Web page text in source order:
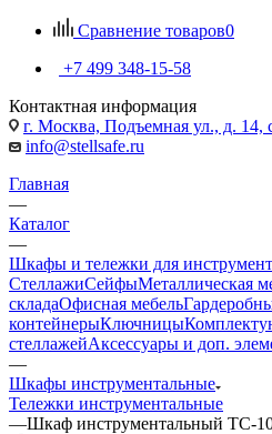
Сравнение товаров0
+7 499 348-15-58
Контактная информация
г. Москва, Подъемная ул., д. 14,
info@stellsafe.ru
Главная
—
Каталог
—
Шкафы и тележки для
СтеллажиСейфыМеталлическая
складаОфисная мебель
контейнерыКлючницы
стеллажейАксессуары и доп.
—
Шкафы инструментальные
Тележки инструментальные
—Шкаф инструментальный TC-